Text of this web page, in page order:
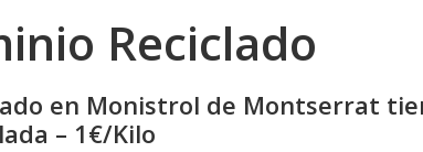
Reciclado
en Monistrol de Montserrat
– 1€/Kilo